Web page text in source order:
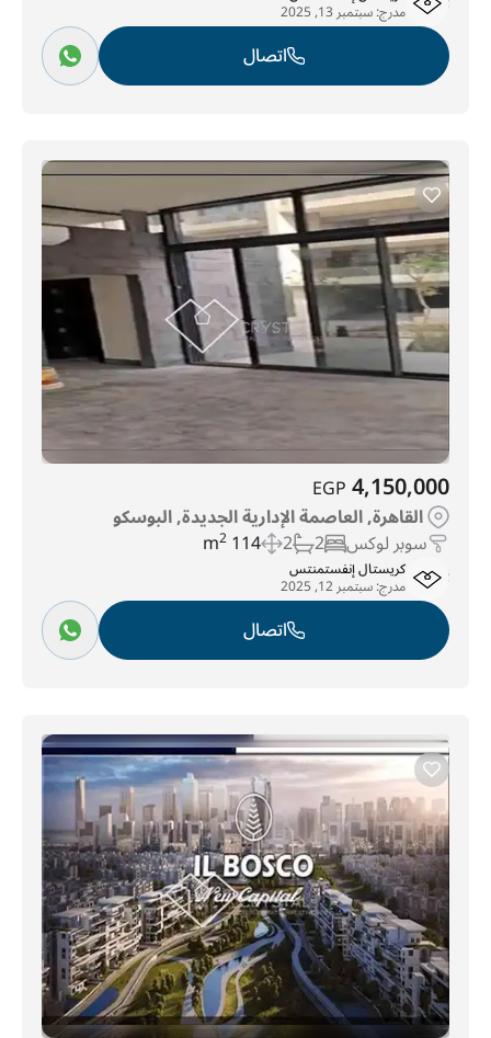
مدرج:سبتمبر 13, 2025
اتصال
4,150,000
EGP
القاهرة, العاصمة الإدارية الجديدة, البوسكو
سوبر لوكس 2
2
114 m
2
كريستال إنفستمنتس
مدرج:سبتمبر 12, 2025
اتصال